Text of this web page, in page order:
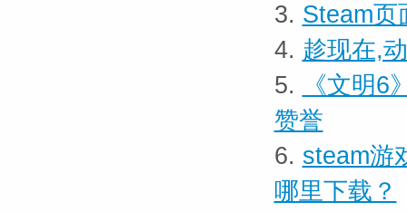
3. Steam页
4. 趁现在,
5.
《文明
赞誉
6. steam游
哪里下载？